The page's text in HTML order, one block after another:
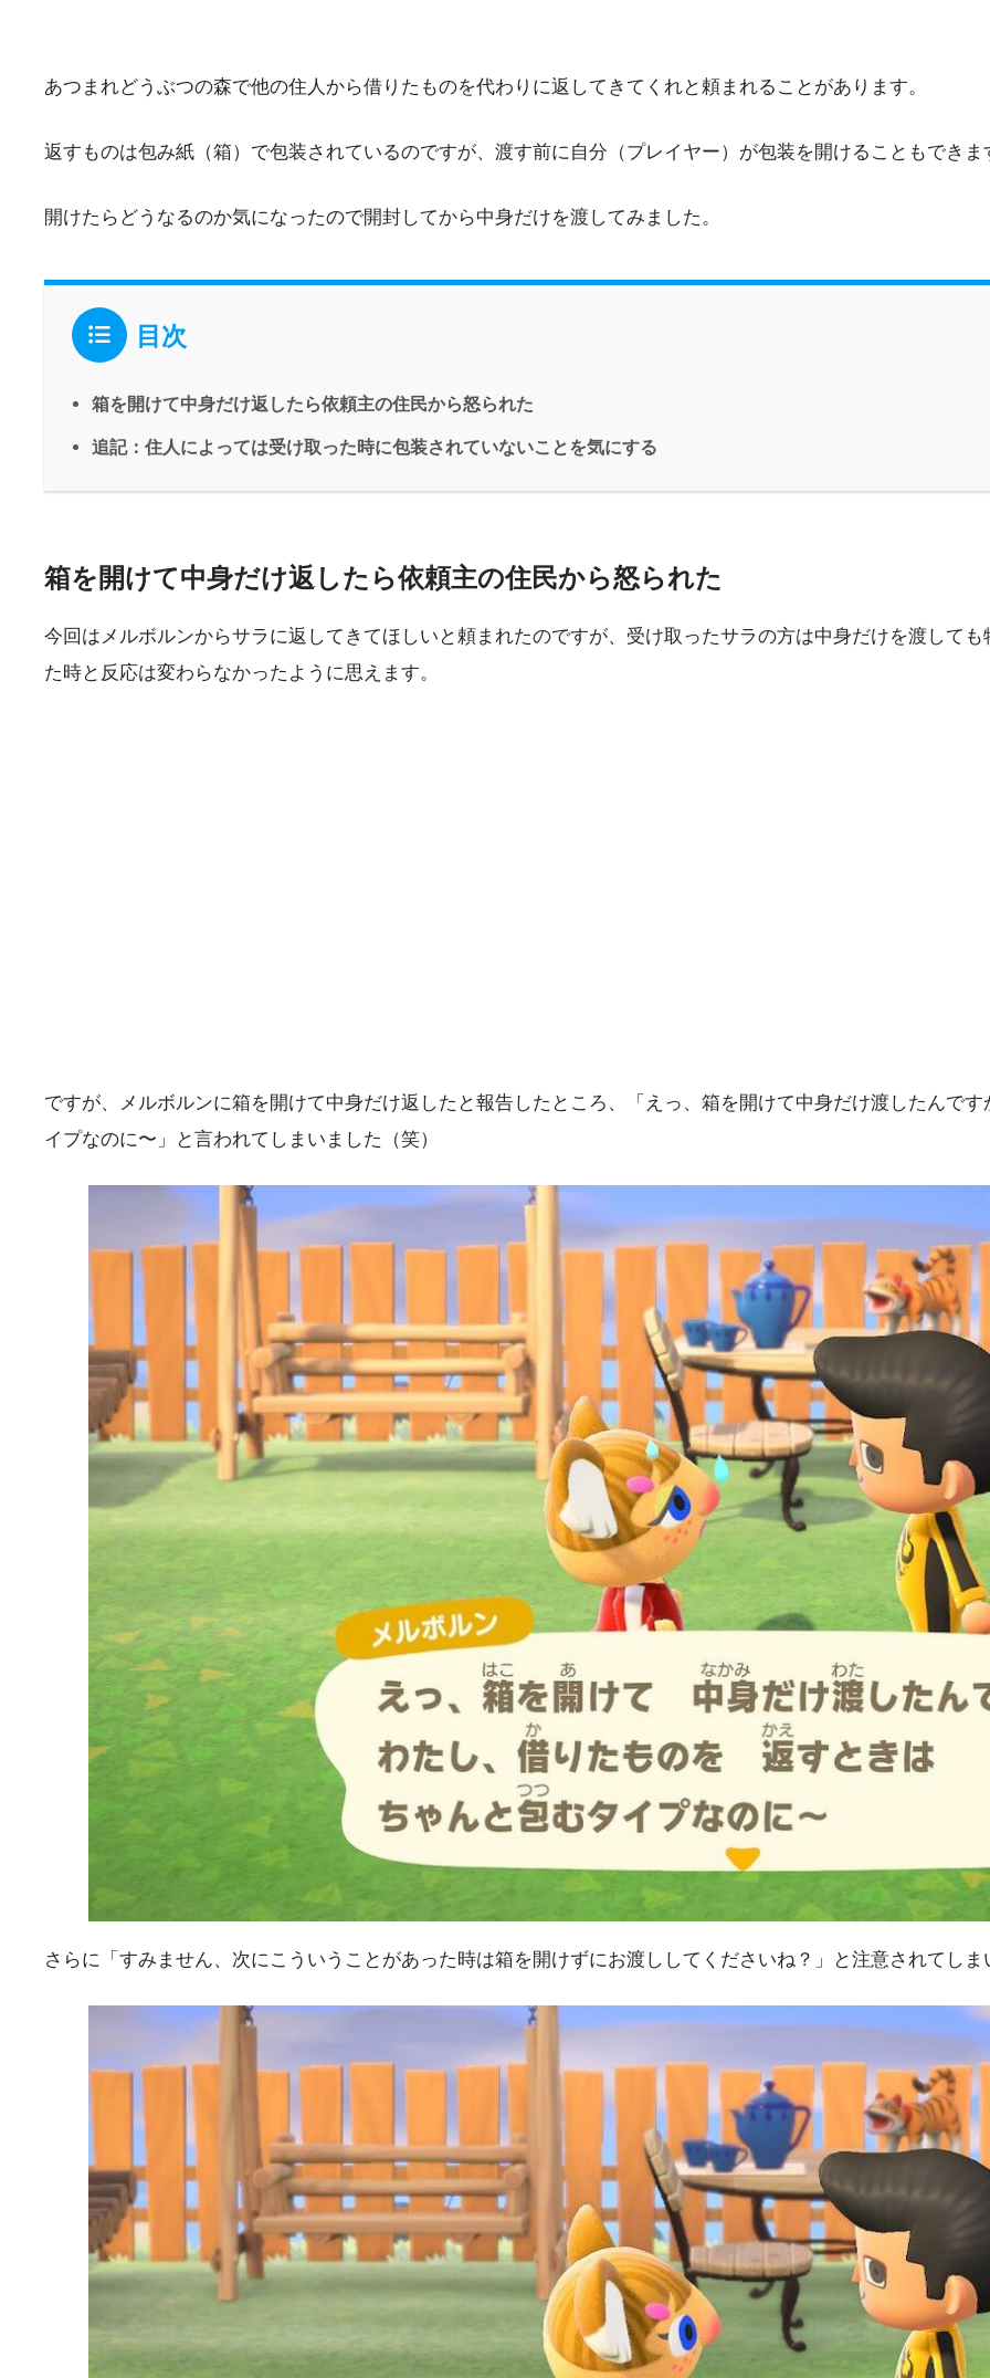
あつまれどうぶつの森で他の住人から借りたものを代わりに返してきてくれと頼まれることがあります。
返すものは包み紙（箱）で包装されているのですが、渡す前に自分（プレイヤー）が包装を開けることもできま
開けたらどうなるのか気になったので開封してから中身だけを渡してみました。
目次
箱を開けて中身だけ返したら依頼主の住民から怒られた
追記：住人によっては受け取った時に包装されていないことを気にする
箱を開けて中身だけ返したら依頼主の住民から怒られた
今回はメルボルンからサラに返してきてほしいと頼まれたのですが、受け取ったサラの方は中身だけを渡して
た時と反応は変わらなかったように思えます。
ですが、メルボルンに箱を開けて中身だけ返したと報告したところ、「えっ、箱を開けて中身だけ渡したんで
イプなのに〜」と言われてしまいました（笑）
さらに「すみません、次にこういうことがあった時は箱を開けずにお渡ししてくださいね？」と注意されてし